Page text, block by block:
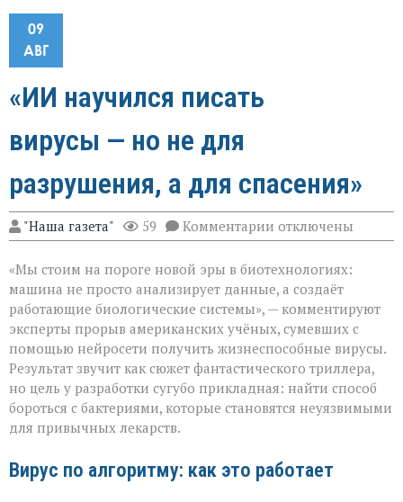
09
АВГ
«ИИ научился писать
вирусы — но не для
разрушения, а для спасения»
"Наша газета" 59 Комментарии к
записи
научился
писать
вирусы — но
не
для
разрушения,
а
для
спасения»
отключены
«Мы стоим на пороге новой эры в биотехнологиях:
машина не просто анализирует данные, а создаёт
работающие биологические системы», — комментируют
эксперты прорыв американских учёных, сумевших с
помощью нейросети получить жизнеспособные вирусы.
Результат звучит как сюжет фантастического триллера,
но цель у разработки сугубо прикладная: найти способ
бороться с бактериями, которые становятся неуязвимыми
для привычных лекарств.
Вирус по алгоритму: как это работает